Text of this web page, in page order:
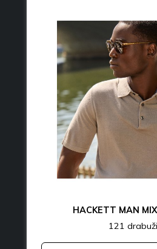
HACKETT MAN
121